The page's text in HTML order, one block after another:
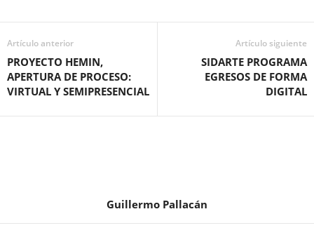
Artículo anterior
PROYECTO HEMIN,
APERTURA DE PROCESO:
VIRTUAL Y SEMIPRESENCIAL
Artículo siguiente
SIDARTE PROGRAMA
EGRESOS DE FORMA
DIGITAL
Guillermo Pallacán